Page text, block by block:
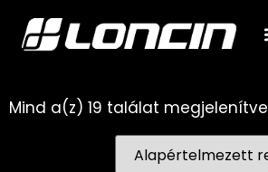
Mind a(z) 19 találat megjelenítve